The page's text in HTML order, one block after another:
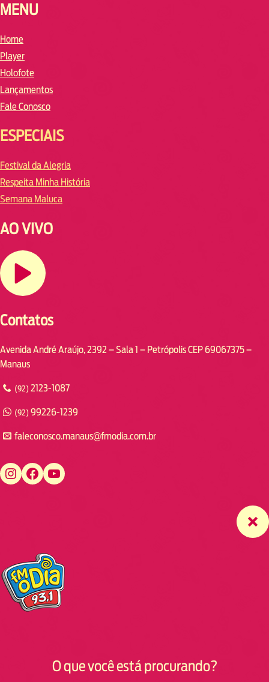
MENU
Home
Player
Holofote
Lançamentos
Fale Conosco
ESPECIAIS
Festival da Alegria
Respeita Minha História
Semana Maluca
AO VIVO
Contatos
Avenida André Araújo, 2392 – Sala 1 – Petrópolis CEP 69067375 –
Manaus
(92) 2123-1087
(92) 99226-1239
faleconosco.manaus@fmodia.com.br
https://www.instagram.com/fmodiamanaus/ https://www.facebook.com/fmodiamanaus https://www.youtube.com/user/radiofmodia
O que você está procurando?